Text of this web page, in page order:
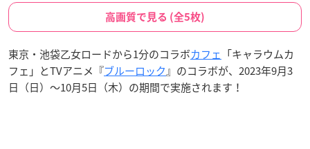
高画質で見る (全5枚)
東京・池袋乙女ロードから1分のコラボカフェ 「キャラウムカ
フェ」とTVアニメ『ブルーロック』のコラボが、2023年9月3
日（日）～10月5日（木）の期間で実施されます！